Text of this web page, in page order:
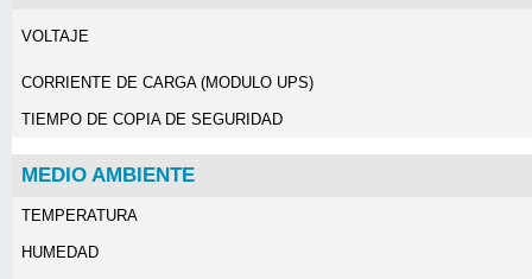
VOLTAJE
CORRIENTE DE CARGA (MODULO UPS)
TIEMPO DE COPIA DE SEGURIDAD
MEDIO AMBIENTE
TEMPERATURA
HUMEDAD